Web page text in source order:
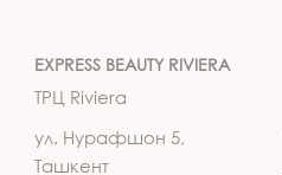
EXPRESS BEAUTY RIVIERA
ТРЦ Riviera
ул. Нурафшон 5,
Ташкент